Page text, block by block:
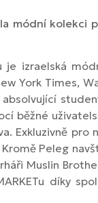
módní kolekci
je izraelská
York Times,
běžné
pro
Peleg
Muslin
díky